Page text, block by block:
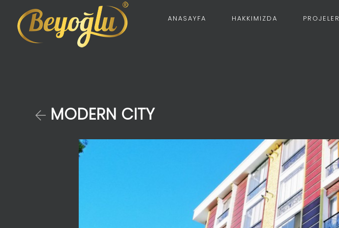
ANASAYFA HAKKIMIZDA PROJELER
MODERN CITY